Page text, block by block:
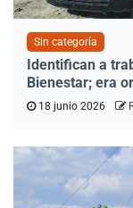
Sin categoría
Identifican a
Bienestar; era
18 junio 2026